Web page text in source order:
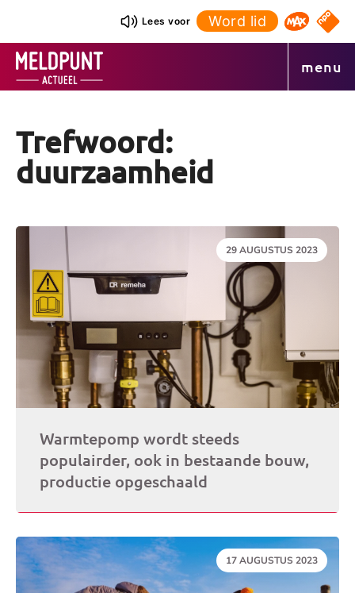
inhoud
Lees voor Word lid Omroep
NPO
menu
Trefwoord:
duurzaamheid
DATUM:
29 AUGUSTUS 2023
Warmtepomp wordt steeds
populairder, ook in bestaande bouw,
productie opgeschaald
DATUM:
17 AUGUSTUS 2023